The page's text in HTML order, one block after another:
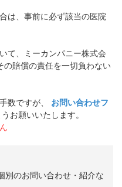
は、事前に必ず該当の医院
て、ミーカンパニー株式会
の賠償の責任を一切負わない
数ですが、
お問い合わせフ
お願いいたします。
別のお問い合わせ・紹介な